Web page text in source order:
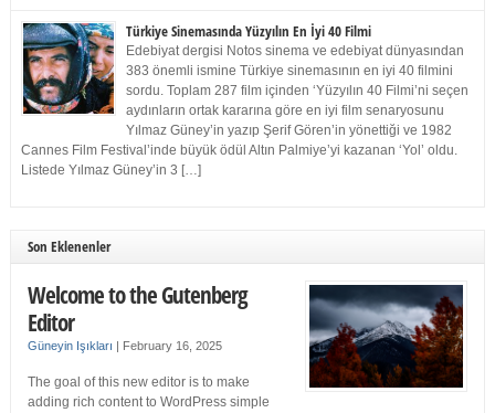
Türkiye Sinemasında Yüzyılın En İyi 40 Filmi
Edebiyat dergisi Notos sinema ve edebiyat dünyasından
383 önemli ismine Türkiye sinemasının en iyi 40 filmini
sordu. Toplam 287 film içinden ‘Yüzyılın 40 Filmi’ni seçen
aydınların ortak kararına göre en iyi film senaryosunu
Yılmaz Güney’in yazıp Şerif Gören’in yönettiği ve 1982
Cannes Film Festival’inde büyük ödül Altın Palmiye’yi kazanan ‘Yol’ oldu.
Listede Yılmaz Güney’in 3 […]
Son Eklenenler
Welcome to the Gutenberg
Editor
Güneyin Işıkları | February 16, 2025
The goal of this new editor is to make
adding rich content to WordPress simple